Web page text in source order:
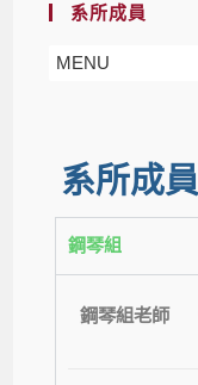
系所成員
MENU
系所成員
鋼琴組
鋼琴組老師